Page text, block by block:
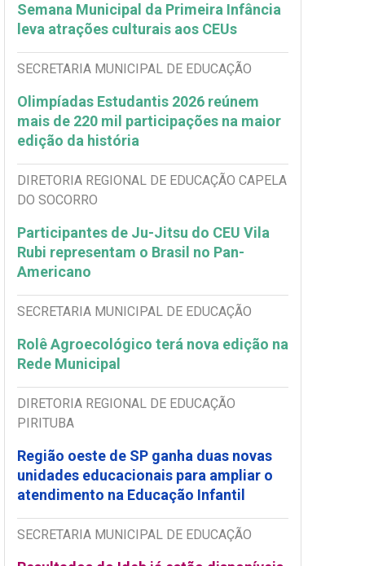
Semana Municipal da Primeira Infância
leva atrações culturais aos CEUs
SECRETARIA MUNICIPAL DE EDUCAÇÃO
Olimpíadas Estudantis 2026 reúnem
mais de 220 mil participações na maior
edição da história
DIRETORIA REGIONAL DE EDUCAÇÃO CAPELA
DO SOCORRO
Participantes de Ju-Jitsu do CEU Vila
Rubi representam o Brasil no Pan-
Americano
SECRETARIA MUNICIPAL DE EDUCAÇÃO
Rolê Agroecológico terá nova edição na
Rede Municipal
DIRETORIA REGIONAL DE EDUCAÇÃO
PIRITUBA
Região oeste de SP ganha duas novas
unidades educacionais para ampliar o
atendimento na Educação Infantil
SECRETARIA MUNICIPAL DE EDUCAÇÃO